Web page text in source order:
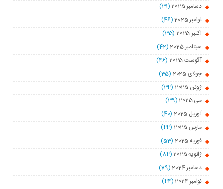
دسامبر 2025
(31)
نوامبر 2025
(46)
اکتبر 2025
(35)
سپتامبر 2025
(42)
آگوست 2025
(46)
جولای 2025
(35)
ژوئن 2025
(34)
می 2025
(39)
آوریل 2025
(40)
مارس 2025
(44)
فوریه 2025
(53)
ژانویه 2025
(84)
دسامبر 2024
(79)
نوامبر 2024
(44)